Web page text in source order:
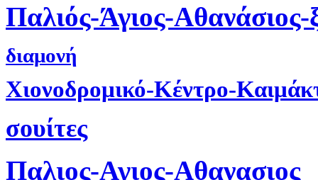
Παλιός-Άγιος-Αθανάσιος-
διαμονή
Χιονοδρομικό-Κέντρο-
σουίτες
Παλιος-Αγιος-Αθανασιος